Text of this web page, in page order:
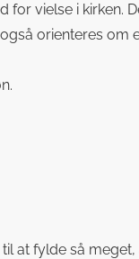
vielse i kirken.
orienteres om
at fylde så